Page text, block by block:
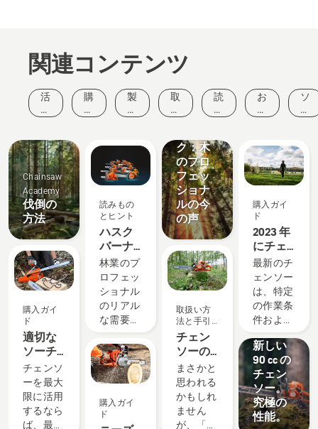
関連コンテンツ
活
動
ベ
ン
ト
購
入
ド
製
品
ノ
ベ
ー
シ
ン
取
扱
法
と
手
引
き
読
み
と
ヒ
ン
ト
お
客
声
ソ
リ
シ
ョ
ン
Chainsaw
Academy
伐倒の
方法
購入ガイ
ド
適切な
ソーチ
ェンの
選び
方：ヒ
ント
チェンソ
ーを最大
限に活用
するなら
ば、最適
読みもの
とヒント
ハスク
バーナ
チェン
ソー -
1959 年
以来お
客様の
えられ
ていま
す
林業のプ
ロフェッ
ショナル
のリアル
な需要に
という情
熱が、世
界最高の
的なチェ
ンソー開
購入ガイ
ド
読みもの
ハスク
バーナ
ツリー
ク：木
のプロ
フェッ
ショナ
ルの今
の声
取扱い方
法と手引
き
チェン
ソーの
始動方
法
まさかと
思われる
かもしれ
ません
が、「チ
購入ガイ
ド
2023 年
にチェ
ンソー
を購入
する際
に考慮
するべ
の点
最新のチ
ェンソー
は、特定
の作業条
件および
に合わせ
て調整さ
れていま
す。チェ
ンソーを
購入する
製品とイ
ノベーシ
新しい
90 cc の
チェン
ソー。
究極の
性能。